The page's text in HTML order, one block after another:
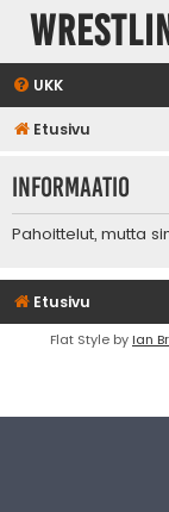
UKK
Etusivu
Informaatio
Pahoittelut, mutta
Etusivu
Flat Style by Ian